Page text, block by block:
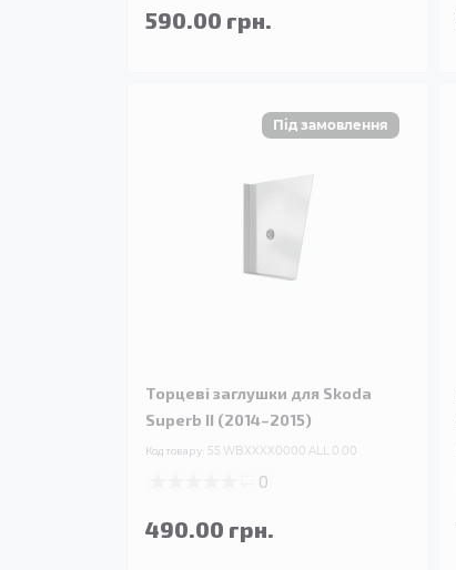
590.00 грн.
Торцеві заглушки для Skoda
Superb II (2014–2015)
Код товару: 55.WBXXXX0000.ALL.0.00
0
490.00 грн.